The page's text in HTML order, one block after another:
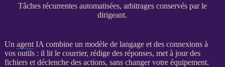
Tâches récurrentes automatisées, arbitrages conservés par le
dirigeant.
Un agent IA combine un modèle de langage et des connexions à
vos outils : il lit le courrier, rédige des réponses, met à jour des
fichiers et déclenche des actions, sans changer votre équipement.